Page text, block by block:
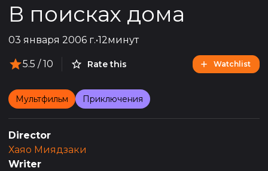
В поисках дома
03 января 2006 г.•12минут
5.5 / 10 Rate this Watchlist
Мультфильм Приключения
Director
Хаяо Миядзаки
Writer